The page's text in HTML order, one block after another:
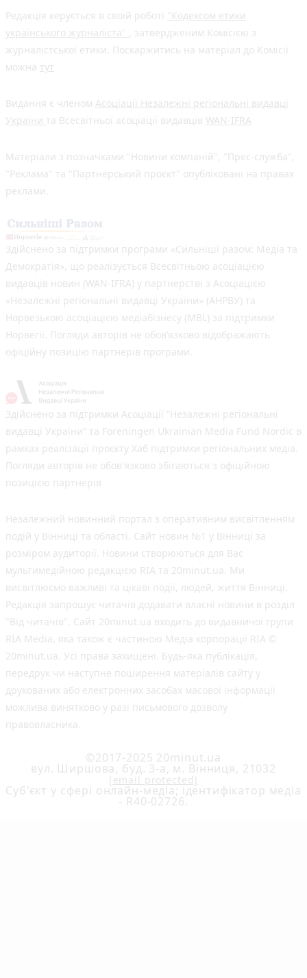
Редакція керується в своїй роботі "Кодексом етики
українського журналіста" , затвердженим Комісією з
журналістської етики. Поскаржитись на матеріал до Комісії
можна тут
Видання є членом Асоціації Незалежні регіональні видавці
України та Всесвітньої асоціації видавців WAN-IFRA
Матеріали з позначками "Новини компаній", "Прес-служба",
"Реклама" та "Партнерський проєкт" опубліковані на правах
реклами.
Здійснено за підтримки програми «Сильніші разом: Медіа та
Демократія», що реалізується Всесвітньою асоціацією
видавців новин (WAN-IFRA) у партнерстві з Асоціацією
«Незалежні регіональні видавці України» (АНРВУ) та
Норвезькою асоціацією медіабізнесу (MBL) за підтримки
Норвегії. Погляди авторів не обов’язково відображають
офіційну позицію партнерів програми.
Здійснено за підтримки Асоціації “Незалежні регіональні
видавці України” та Foreningen Ukrainian Media Fund Nordic в
рамках реалізації проєкту Хаб підтримки регіональних медіа.
Погляди авторів не обов'язково збігаються з офіційною
позицією партнерів
Незалежний новинний портал з оперативним висвітленням
подій у Вінниці та області. Сайт новин №1 у Вінниці за
розміром аудиторії. Новини створюються для Вас
мультимедійною редакцією RIA та 20minut.ua. Ми
висвітлюємо важливі та цікаві події, людей, життя Вінниці.
Редакція запрошує читачів додавати власні новини в розділ
"Від читачів". Сайт 20minut.ua входить до видавничої групи
RIA Media, яка також є частиною Медіа корпорації RIA ©
20minut.ua. Усі права захищені. Будь-яка публiкацiя,
передрук чи наступне поширення матеріалів сайту у
друкованих або електронних засобах масової інформації
можлива винятково у разі письмового дозволу
правовласника.
©2017-2025 20minut.ua
вул. Ширшова, буд. 3-а, м. Вінниця, 21032
[email protected]
Cуб'єкт у сфері онлайн-медіа; ідентифікатор медіа
- R40-02726.